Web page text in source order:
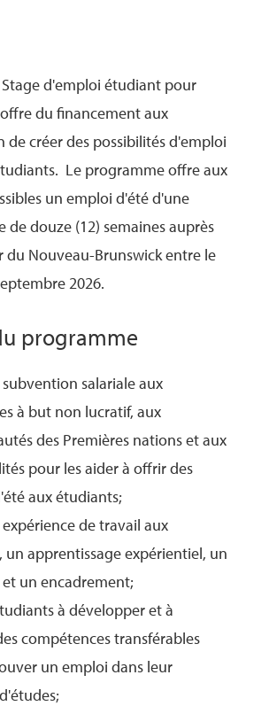
d'emploi étudiant pour
du financement aux
de créer des possibilités d'emploi
Le programme offre aux
un emploi d'été d'une
de douze (12) semaines auprès
du Nouveau-Brunswick entre le
2026.
programme
salariale aux
à but non lucratif, aux
des Premières nations et aux
pour les aider à offrir des
aux étudiants;
de travail aux
un apprentissage expérientiel, un
un encadrement;
à développer et à
compétences transférables
un emploi dans leur